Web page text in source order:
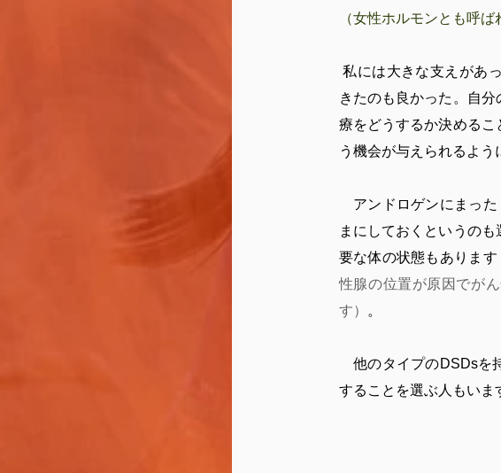
（女性ホルモンとも呼
私には大きな支えがあ
きたのも良かった。自
療をどうするか決める
う機会が与えられるよう
アンドロゲンにまった
まにしておくというの
要な体の状態もあります
性腺の位置が原因でが
す）
。
他のタイプのDSDsを
することを選ぶ人もいま